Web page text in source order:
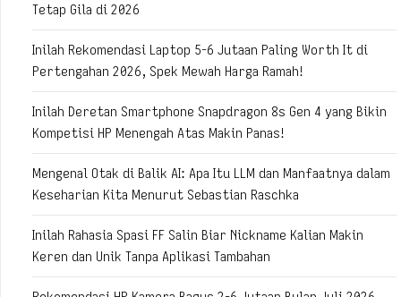
Tetap Gila di 2026
Inilah Rekomendasi Laptop 5-6 Jutaan Paling Worth It di
Pertengahan 2026, Spek Mewah Harga Ramah!
Inilah Deretan Smartphone Snapdragon 8s Gen 4 yang Bikin
Kompetisi HP Menengah Atas Makin Panas!
Mengenal Otak di Balik AI: Apa Itu LLM dan Manfaatnya dalam
Keseharian Kita Menurut Sebastian Raschka
Inilah Rahasia Spasi FF Salin Biar Nickname Kalian Makin
Keren dan Unik Tanpa Aplikasi Tambahan